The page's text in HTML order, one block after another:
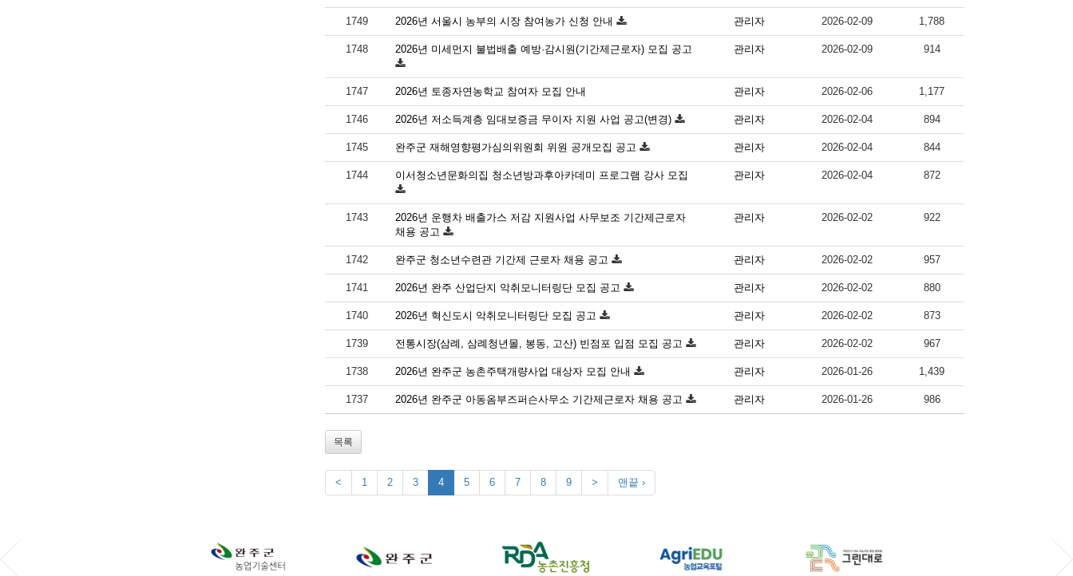
1749 2026년 서울시 농부의 시장 참여농가 신청 안내 관리자 2026-02-09 1,788
1748 2026년 미세먼지 불법배출 예방·감시원(기간제근로자) 모집 공고 관리자 2026-02-09 914
1747 2026년 토종자연농학교 참여자 모집 안내 관리자 2026-02-06 1,177
1746 2026년 저소득계층 임대보증금 무이자 지원 사업 공고(변경) 관리자 2026-02-04 894
1745 완주군 재해영향평가심의위원회 위원 공개모집 공고 관리자 2026-02-04 844
1744 이서청소년문화의집 청소년방과후아카데미 프로그램 강사 모집 관리자 2026-02-04 872
1743
2026년 운행차 배출가스 저감 지원사업 사무보조 기간제근로자
채용 공고
관리자 2026-02-02 922
1742 완주군 청소년수련관 기간제 근로자 채용 공고 관리자 2026-02-02 957
1741 2026년 완주 산업단지 악취모니터링단 모집 공고 관리자 2026-02-02 880
1740 2026년 혁신도시 악취모니터링단 모집 공고 관리자 2026-02-02 873
1739 전통시장(삼례, 삼례청년몰, 봉동, 고산) 빈점포 입점 모집 공고 관리자 2026-02-02 967
1738 2026년 완주군 농촌주택개량사업 대상자 모집 안내 관리자 2026-01-26 1,439
1737 2026년 완주군 아동옴부즈퍼슨사무소 기간제근로자 채용 공고 관리자 2026-01-26 986
목록
< 1 2 3 4 5 6 7 8 9 > 맨끝 ›